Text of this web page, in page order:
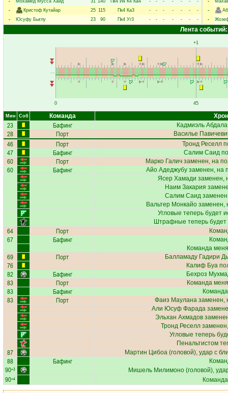
-
Мохамед Мусса Хаид 31 140 Пк4 И4 К4 Ка4 - - - - - -
-
-
Кристоф Кутайар 25 115 Пк4 Ка3 - - - - - -
-
-
Юсуфу Быглу 23 90 Пк4 Уг3 - - - - - - -
-
-
-
Лента событий:
0
+1
45
Мин Соб Команда
23 Бафинг Кадмиэль Абдала
28 Порт Василье
46 Порт Тронд Реселл
47 Бафинг Салим Саид
60 Порт Марко Галич заменен, на
60 Бафинг Айо Адеджубу заменен, на
Ясер Хамади заменен,
Наим Закария
Салим Саид
Вальтер Монкайо заменен,
Угловые теперь будет
Штрафные теперь будет
64 Порт
67 Бафинг
Команда
69 Порт Балламаду Гадири
76 Калиф Буа
82 Бафинг Бехроз
83 Порт Команда
83 Бафинг
83 Порт Фаиз Мауланазаменен,
Али Юсуф Фарада
Эльхан Ахмадов
Тронд Реселл
Угловые теперь
Пенальтистом
87 Мартин Цибоа (головой), удар с
88 Бафинг
90+3 Мишель Милимоно (головой),
90+4